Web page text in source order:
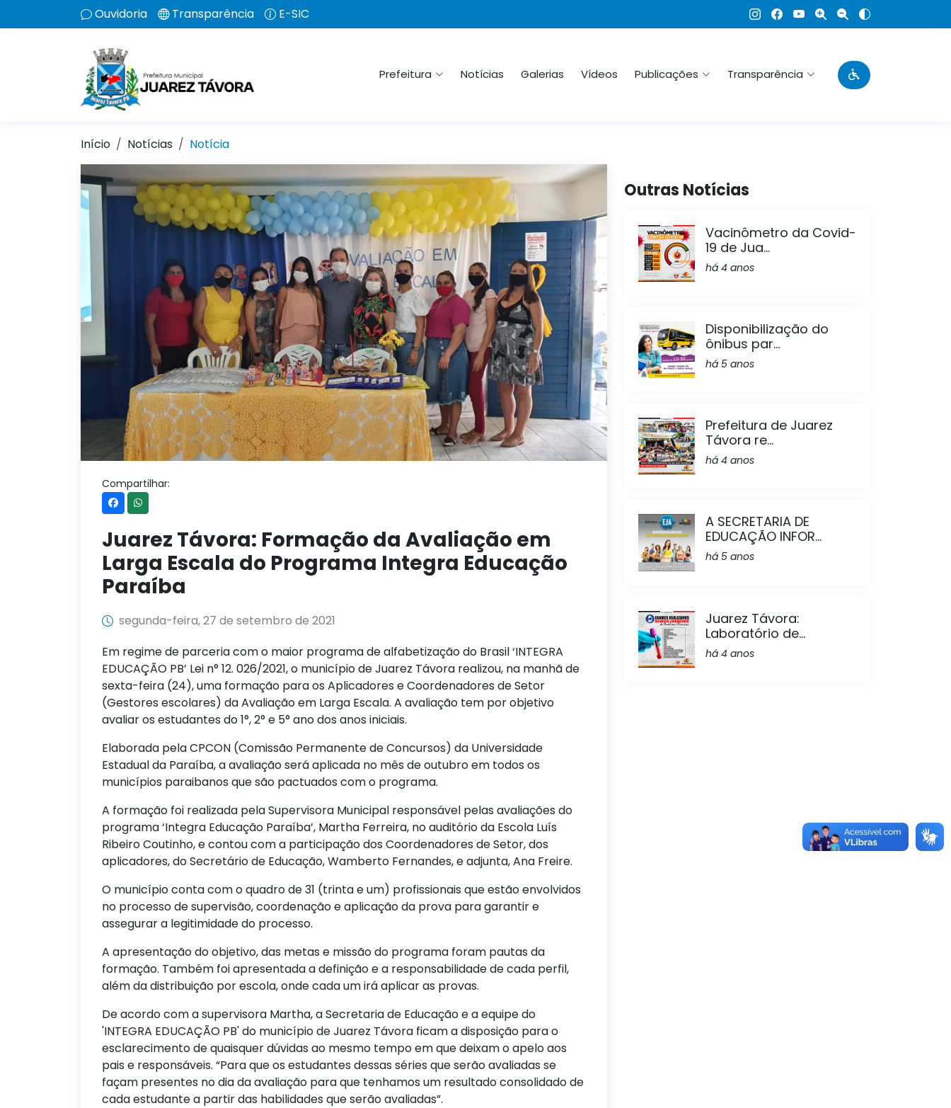
Ouvidoria Transparência E-SIC
Prefeitura Notícias Galerias Vídeos Publicações Transparência
Início Notícias Notícia
Compartilhar:
Juarez Távora: Formação da Avaliação em
Larga Escala do Programa Integra Educação
Paraíba
segunda-feira, 27 de setembro de 2021
Em regime de parceria com o maior programa de alfabetização do Brasil ‘INTEGRA
EDUCAÇÃO PB’ Lei n° 12. 026/2021, o município de Juarez Távora realizou, na manhã de
sexta-feira (24), uma formação para os Aplicadores e Coordenadores de Setor
(Gestores escolares) da Avaliação em Larga Escala. A avaliação tem por objetivo
avaliar os estudantes do 1°, 2° e 5° ano dos anos iniciais.
Elaborada pela CPCON (Comissão Permanente de Concursos) da Universidade
Estadual da Paraíba, a avaliação será aplicada no mês de outubro em todos os
municípios paraibanos que são pactuados com o programa.
A formação foi realizada pela Supervisora Municipal responsável pelas avaliações do
programa ‘Integra Educação Paraíba’, Martha Ferreira, no auditório da Escola Luís
Ribeiro Coutinho, e contou com a participação dos Coordenadores de Setor, dos
aplicadores, do Secretário de Educação, Wamberto Fernandes, e adjunta, Ana Freire.
O município conta com o quadro de 31 (trinta e um) profissionais que estão envolvidos
no processo de supervisão, coordenação e aplicação da prova para garantir e
assegurar a legitimidade do processo.
A apresentação do objetivo, das metas e missão do programa foram pautas da
formação. Também foi apresentada a definição e a responsabilidade de cada perfil,
além da distribuição por escola, onde cada um irá aplicar as provas.
De acordo com a supervisora Martha, a Secretaria de Educação e a equipe do
'INTEGRA EDUCAÇÃO PB' do município de Juarez Távora ficam a disposição para o
esclarecimento de quaisquer dúvidas ao mesmo tempo em que deixam o apelo aos
pais e responsáveis. “Para que os estudantes dessas séries que serão avaliadas se
façam presentes no dia da avaliação para que tenhamos um resultado consolidado de
cada estudante a partir das habilidades que serão avaliadas”.
Outras Notícias
Vacinômetro da Covid-
19 de Jua...
há 4 anos
Disponibilização do
ônibus par...
há 5 anos
Prefeitura de Juarez
Távora re...
há 4 anos
A SECRETARIA DE
EDUCAÇÃO INFOR...
há 5 anos
Juarez Távora:
Laboratório de...
há 4 anos